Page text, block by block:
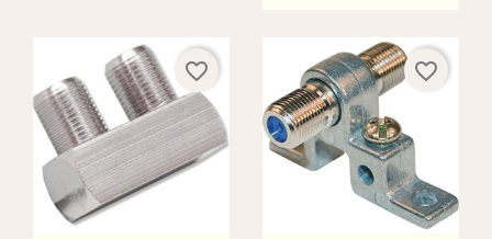
favorite_border favorite_border